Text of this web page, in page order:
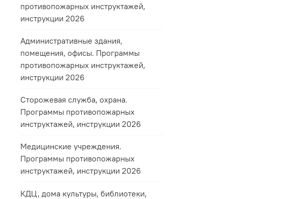
противопожарных инструктажей,
инструкции 2026
Административные здания,
помещения, офисы. Программы
противопожарных инструктажей,
инструкции 2026
Сторожевая служба, охрана.
Программы противопожарных
инструктажей, инструкции 2026
Медицинские учреждения.
Программы противопожарных
инструктажей, инструкции 2026
КДЦ, дома культуры, библиотеки,